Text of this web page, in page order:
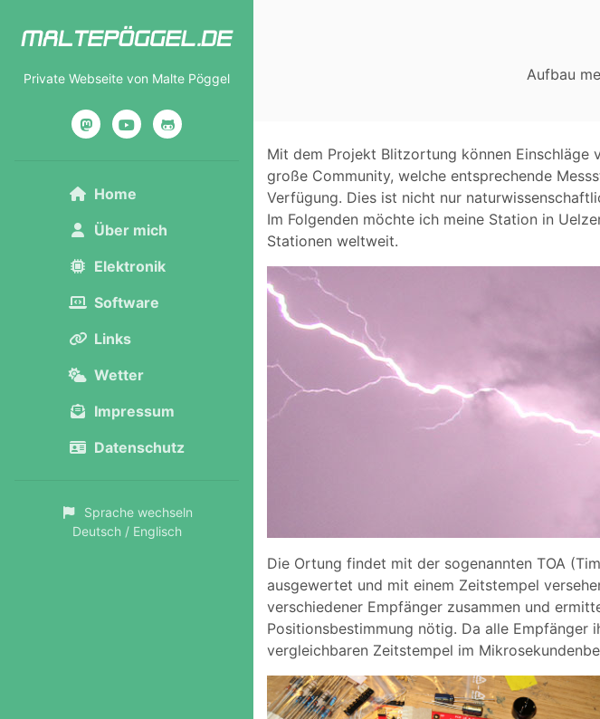
Private Webseite von Malte Pöggel
MastodonYouTubeGitHub
Home
Über mich
Elektronik
Software
Links
Wetter
Impressum
Datenschutz
Sprache wechseln
Deutsch / Englisch
Aufbau
Mit dem Projekt Blitzortung können Einschläge
große Community, welche entsprechende
Verfügung. Dies ist nicht nur
Im Folgenden möchte ich meine Station in
Stationen weltweit.
Die Ortung findet mit der sogenannten TOA
ausgewertet und mit einem Zeitstempel
verschiedener Empfänger zusammen und
Positionsbestimmung nötig. Da alle Empfänger
vergleichbaren Zeitstempel im